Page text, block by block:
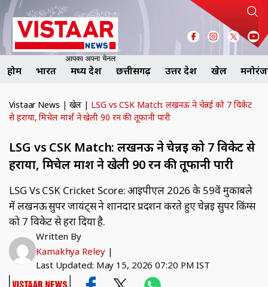
होम भारत मध्य प्रदेश छत्तीसगढ़ उत्तर प्रदेश खेल
Vistaar News | खेल | LSG vs CSK Match: लखनऊ ने चेन्नई को 7 विकेट
से हराया, मिचेल मार्श ने खेली 90 रन की तूफानी पारी
LSG vs CSK Match: लखनऊ ने चेन्नई को 7 विकेट से
हराया, मिचेल मार्श ने खेली 90 रन की तूफानी पारी
LSG Vs CSK Cricket Score: आईपीएल 2026 के 59वें मुकाबले
में लखनऊ सुपर जायंट्स ने शानदार प्रदर्शन करते हुए चेन्नई सुपर किंग्स
को 7 विकेट से हरा दिया है.
Written By
Kamakhya Reley|
Last Updated: May 15, 2026 07:20 PM IST